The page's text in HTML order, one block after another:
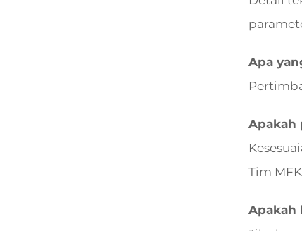
Apa
Apakah
Tim
Apakah